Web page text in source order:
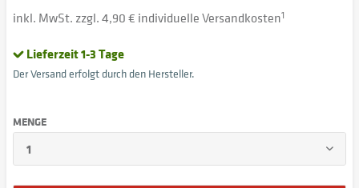
inkl. MwSt. zzgl. 4,90 € individuelle Versandkosten1
Lieferzeit 1-3 Tage
Der Versand erfolgt durch den Hersteller.
MENGE